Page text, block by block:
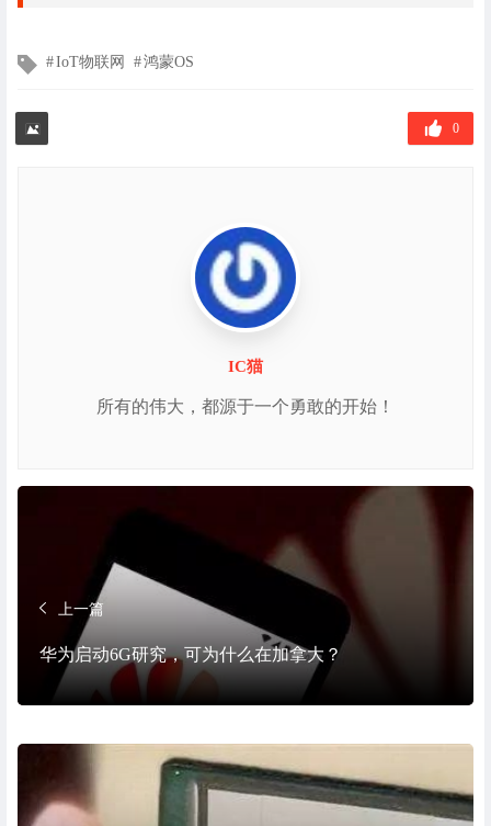
文
签
IoT物联网 鸿蒙OS
0
IC猫
所有的伟大，都源于一个勇敢的开始！
上一篇
华为启动6G研究，可为什么在加拿大？